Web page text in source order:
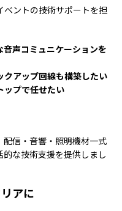
ントの技術サポートを担
声コミュニケーションを
アップ回線も構築したい
ップで任せたい
信・音響・照明機材一式
な技術支援を提供しまし
アに